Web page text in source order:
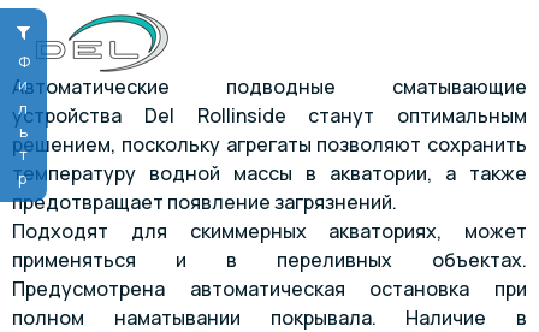
Фильтр
Автоматические подводные сматывающие
устройства Del Rollinside станут оптимальным
решением, поскольку агрегаты позволяют сохранить
температуру водной массы в акватории, а также
предотвращает появление загрязнений.
Подходят для скиммерных акваториях, может
применяться и в переливных объектах.
Предусмотрена автоматическая остановка при
полном наматывании покрывала. Наличие в